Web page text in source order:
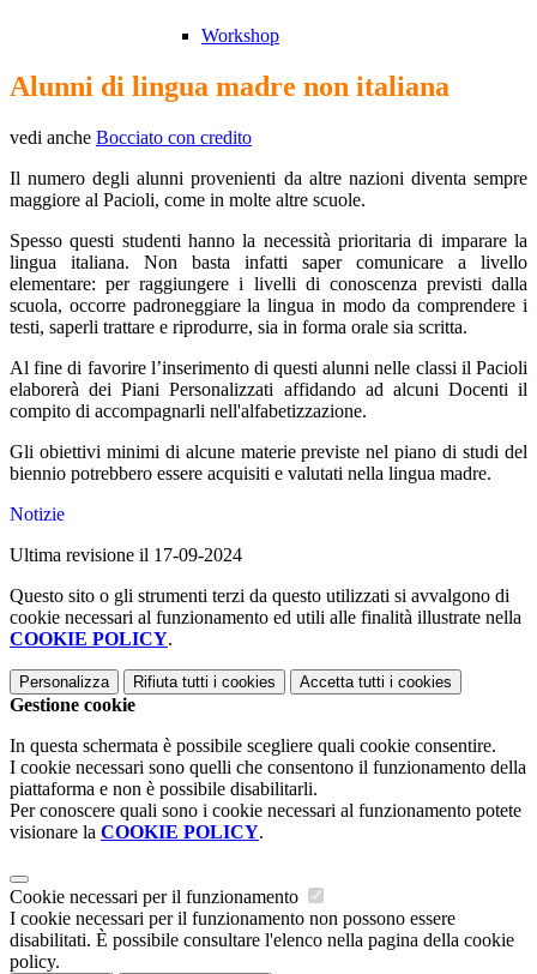
Workshop
Alunni di lingua madre non italiana
vedi anche Bocciato con credito
Il numero degli alunni provenienti da altre nazioni diventa sempre
maggiore al Pacioli, come in molte altre scuole.
Spesso questi studenti hanno la necessità prioritaria di imparare la
lingua italiana. Non basta infatti saper comunicare a livello
elementare: per raggiungere i livelli di conoscenza previsti dalla
scuola, occorre padroneggiare la lingua in modo da comprendere i
testi, saperli trattare e riprodurre, sia in forma orale sia scritta.
Al fine di favorire l’inserimento di questi alunni nelle classi il Pacioli
elaborerà dei Piani Personalizzati affidando ad alcuni Docenti il
compito di accompagnarli nell'alfabetizzazione.
Gli obiettivi minimi di alcune materie previste nel piano di studi del
biennio potrebbero essere acquisiti e valutati nella lingua madre.
Notizie
Ultima revisione il 17-09-2024
Questo sito o gli strumenti terzi da questo utilizzati si avvalgono di
cookie necessari al funzionamento ed utili alle finalità illustrate nella
COOKIE POLICY.
Personalizza Rifiuta tutti i cookies Accetta tutti i cookies
Gestione cookie
In questa schermata è possibile scegliere quali cookie consentire.
I cookie necessari sono quelli che consentono il funzionamento della
piattaforma e non è possibile disabilitarli.
Per conoscere quali sono i cookie necessari al funzionamento potete
visionare la COOKIE POLICY.
Cookie necessari per il funzionamento
I cookie necessari per il funzionamento non possono essere
disabilitati. È possibile consultare l'elenco nella pagina della cookie
policy.